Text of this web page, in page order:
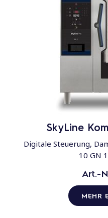
SkyLine
Digitale Steuerung,
10 GN
Art.-
MEHR